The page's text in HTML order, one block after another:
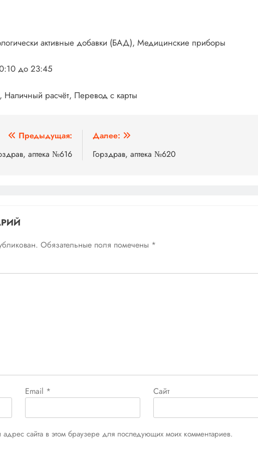
активные добавки (БАД), Медицинские приборы
до 23:45
Наличный расчёт, Перевод с карты
Предыдущая:
аптека №616
Далее:
Горздрав, аптека №620
Обязательные поля помечены *
Email * Сайт
сайта в этом браузере для последующих моих комментариев.